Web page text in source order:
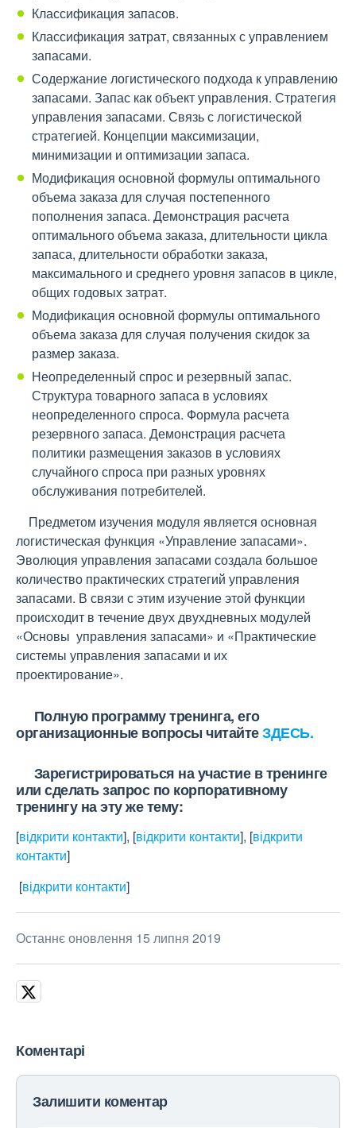
Классификация запасов.
Классификация затрат, связанных с управлением
запасами.
Содержание логистического подхода к управлению
запасами. Запас как объект управления. Стратегия
управления запасами. Связь с логистической
стратегией. Концепции максимизации,
минимизации и оптимизации запаса.
Модификация основной формулы оптимального
объема заказа для случая постепенного
пополнения запаса. Демонстрация расчета
оптимального объема заказа, длительности цикла
запаса, длительности обработки заказа,
максимального и среднего уровня запасов в цикле,
общих годовых затрат.
Модификация основной формулы оптимального
объема заказа для случая получения скидок за
размер заказа.
Неопределенный спрос и резервный запас.
Структура товарного запаса в условиях
неопределенного спроса. Формула расчета
резервного запаса. Демонстрация расчета
политики размещения заказов в условиях
случайного спроса при разных уровнях
обслуживания потребителей.
Предметом изучения модуля является основная
логистическая функция «Управление запасами».
Эволюция управления запасами создала большое
количество практических стратегий управления
запасами. В связи с этим изучение этой функции
происходит в течение двух двухдневных модулей
«Основы управления запасами» и «Практические
системы управления запасами и их
проектирование».
Полную программу тренинга, его
организационные вопросы читайтеЗДЕСЬ.
Зарегистрироваться на участие в тренинге
или сделать запрос по корпоративному
тренингу на эту же тему:
[відкрити контакти], [відкрити контакти], [відкрити
контакти]
[відкрити контакти]
Останнє оновлення 15 липня 2019
Коментарі
Залишити коментар